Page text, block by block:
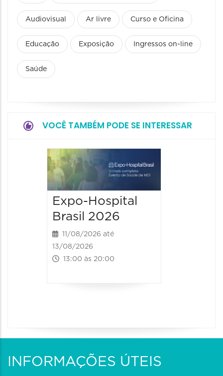
Audiovisual Ar livre Curso e Oficina
Educação Exposição Ingressos on-line
Saúde
VOCÊ TAMBÉM PODE SE INTERESSAR
Expo-Hospital
Brasil 2026
11/08/2026 até
13/08/2026
13:00 às 20:00
INFORMAÇÕES ÚTEIS